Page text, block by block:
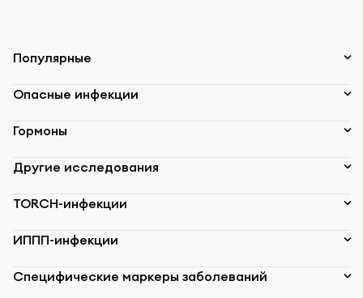
Популярные
Опасные инфекции
Гормоны
Другие исследования
TORCH-инфекции
ИППП-инфекции
Специфические маркеры заболеваний